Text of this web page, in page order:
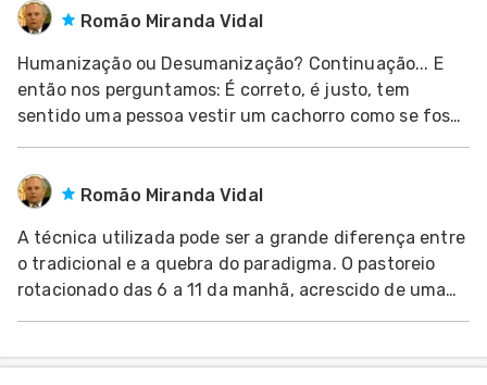
Romão Miranda Vidal
Humanização ou Desumanização? Continuação... E
então nos perguntamos: É correto, é justo, tem
sentido uma pessoa vestir um cachorro como se fosse
um ser humano? Fazer festa de aniversário, como fez
Romão Miranda Vidal
A técnica utilizada pode ser a grande diferença entre
o tradicional e a quebra do paradigma. O pastoreio
rotacionado das 6 a 11 da manhã, acrescido de uma
suplementação alimentar indica que, ao momento
não existe por assim dizer uma pressão negativa na